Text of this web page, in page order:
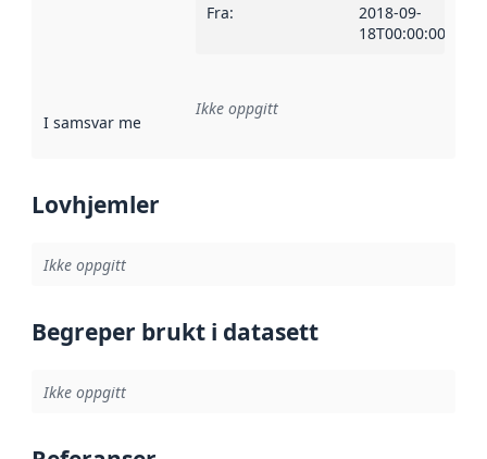
Fra:
2018-09-
18T00:00:00Z
I samsvar med Referanse til en implementasjonsregel
Ikke oppgitt
Lovhjemler
Ikke oppgitt
Begreper brukt i datasett
Ikke oppgitt